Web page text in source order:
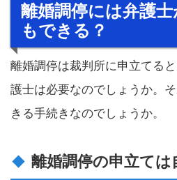
離婚調停には弁護
もできる？
離婚調停は裁判所に申立てる
護士は必要なのでしょうか。
きる手続きなのでしょうか。
離婚調停の申立ては